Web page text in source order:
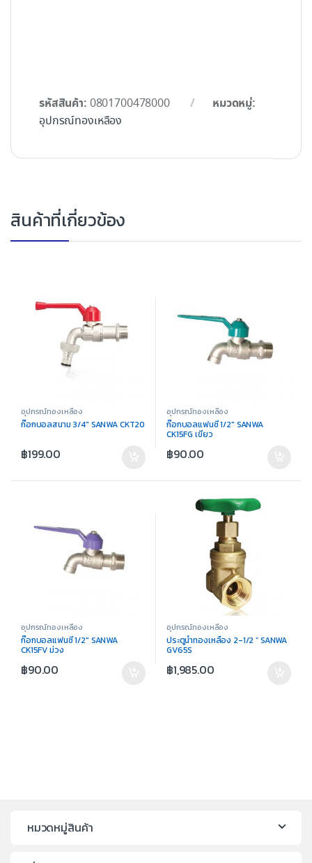
รหัสสินค้า: 0801700478000 หมวดหมู่:
อุปกรณ์ทองเหลือง
สินค้าที่เกี่ยวข้อง
อุปกรณ์ทองเหลือง
ก๊อกบอลสนาม 3/4″ SANWA CKT20
฿199.00
อุปกรณ์ทองเหลือง
ก๊อกบอลแฟนซี 1/2″ SANWA
CK15FG เขียว
฿90.00
อุปกรณ์ทองเหลือง
ก๊อกบอลแฟนซี 1/2″ SANWA
CK15FV ม่วง
฿90.00
อุปกรณ์ทองเหลือง
ประตูน้ำทองเหลือง 2-1/2 ” SANWA
GV65S
฿1,985.00
หมวดหมู่สินค้า